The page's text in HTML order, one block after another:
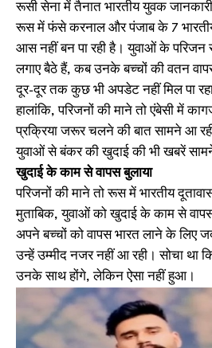
रूसी सेना में तैनात भारतीय युवक
रूस में फंसे करनाल और पंजाब के 7
आस नहीं बन पा रही है। युवाओं के
लगाए बैठे हैं, कब उनके बच्चों की वतन
दूर-दूर तक कुछ भी अपडेट नहीं मिल पा रहा
हालांकि, परिजनों की माने तो एंबेसी में
प्रक्रिया जरूर चलने की बात सामने आ
युवाओं से बंकर की खुदाई की भी खबरें
खुदाई के काम से वापसबुलाया
परिजनों की माने तो रूस में भारतीय
मुताबिक, युवाओं को खुदाई के काम से
अपने बच्चों को वापस भारत लाने के लिए
उन्हें उम्मीद नजर नहीं आ रही। सोचा था
उनके साथ होंगे, लेकिन ऐसा नहीं हुआ।